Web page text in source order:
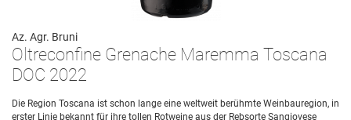
Az. Agr. Bruni
Oltreconfine Grenache Maremma Toscana
DOC 2022
Die Region Toscana ist schon lange eine weltweit berühmte Weinbauregion, in
erster Linie bekannt für ihre tollen Rotweine aus der Rebsorte Sangiovese